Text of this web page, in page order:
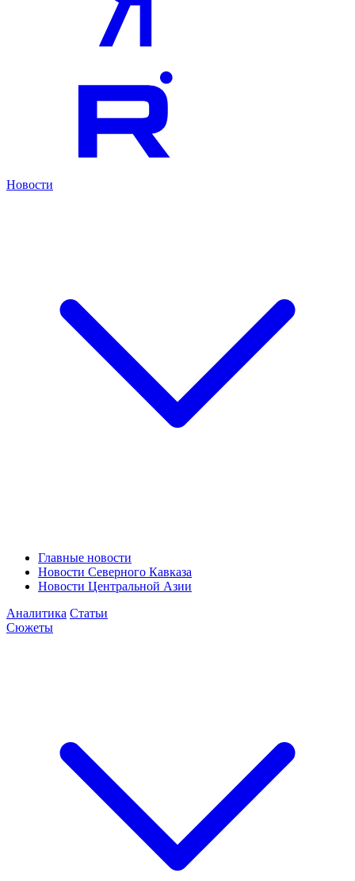
Новости
Главные новости
Новости Северного Кавказа
Новости Центральной Азии
Аналитика Статьи
Сюжеты